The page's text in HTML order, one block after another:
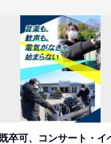
既卒可、コンサート・イ